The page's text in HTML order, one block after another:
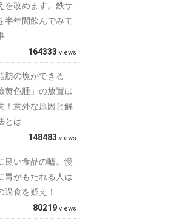
を改めます。鉄サ
半年間飲んでみて
164333 views
肪の塊ができる
黄色腫」の放置は
！意外な原因と解
とは
148483 views
良い食品の嘘。慢
胃がもたれる人は
過食を疑え！
80219 views